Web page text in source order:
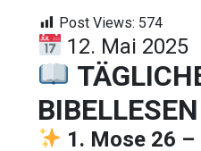
Post Views: 574
12. Mai 2025
BIBELLESEN
1. Mose 26 –